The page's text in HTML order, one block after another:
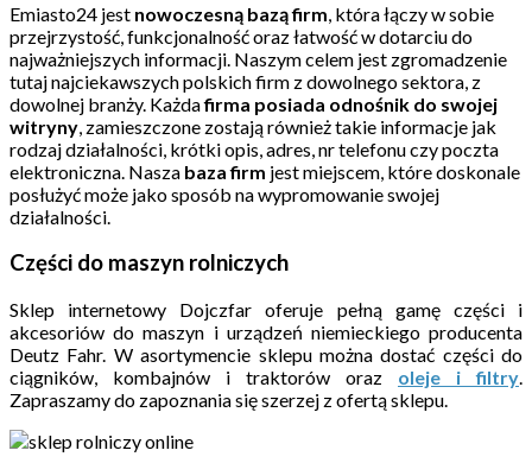
Emiasto24 jest nowoczesną bazą firm , która łączy w sobie
przejrzystość, funkcjonalność oraz łatwość w dotarciu do
najważniejszych informacji. Naszym celem jest zgromadzenie
tutaj najciekawszych polskich firm z dowolnego sektora, z
dowolnej branży. Każdafirma posiada odnośnik do swojej
witryny , zamieszczone zostają również takie informacje jak
rodzaj działalności, krótki opis, adres, nr telefonu czy poczta
elektroniczna. Nasza baza firm jest miejscem, które doskonale
posłużyć może jako sposób na wypromowanie swojej
działalności.
Części do maszyn rolniczych
Sklep internetowy Dojczfar oferuje pełną gamę części i
akcesoriów do maszyn i urządzeń niemieckiego producenta
Deutz Fahr. W asortymencie sklepu można dostać części do
ciągników, kombajnów i traktorów oraz oleje i filtry.
Zapraszamy do zapoznania się szerzej z ofertą sklepu.